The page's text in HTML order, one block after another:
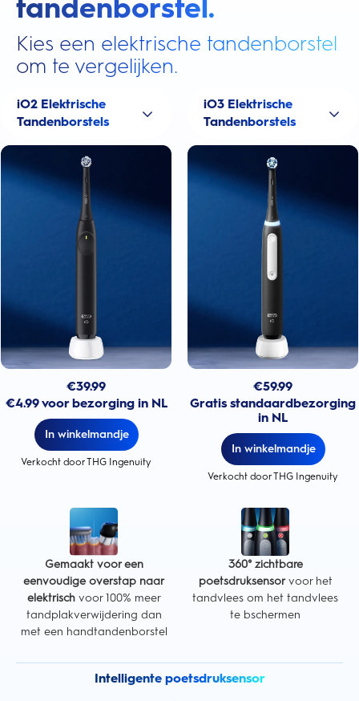
tandenborstel.
Kies een elektrische tandenborstel
om te vergelijken.
iO2 Elektrische
Tandenborstels
€39.99
€4.99 voor bezorging in NL
In winkelmandje
Verkocht door THG Ingenuity
iO3 Elektrische
Tandenborstels
€59.99
Gratis standaardbezorging
in NL
In winkelmandje
Verkocht door THG Ingenuity
Gemaakt voor een
eenvoudige overstap naar
elektrischvoor 100% meer
tandplakverwijdering dan
met een handtandenborstel
360° zichtbare
poetsdruksensorvoor het
tandvlees om het tandvlees
te bschermen
Intelligente poetsdruksensor